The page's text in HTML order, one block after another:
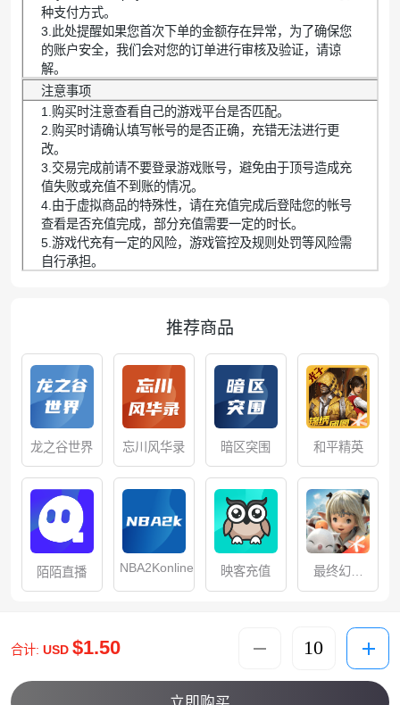
种支付方式。
3.此处提醒如果您首次下单的金额存在异常，为了确保您
的账户安全，我们会对您的订单进行审核及验证，请谅
解。
注意事项
1.购买时注意查看自己的游戏平台是否匹配。
2.购买时请确认填写帐号的是否正确，充错无法进行更
改。
3.交易完成前请不要登录游戏账号，避免由于顶号造成充
值失败或充值不到账的情况。
4.由于虚拟商品的特殊性，请在充值完成后登陆您的帐号
查看是否充值完成，部分充值需要一定的时长。
5.游戏代充有一定的风险，游戏管控及规则处罚等风险需
自行承担。
推荐商品
龙之谷世界 忘川风华录 暗区突围 和平精英
陌陌直播 NBA2Konline 映客充值
最终幻想
14：水晶世
合计: USD $1.50